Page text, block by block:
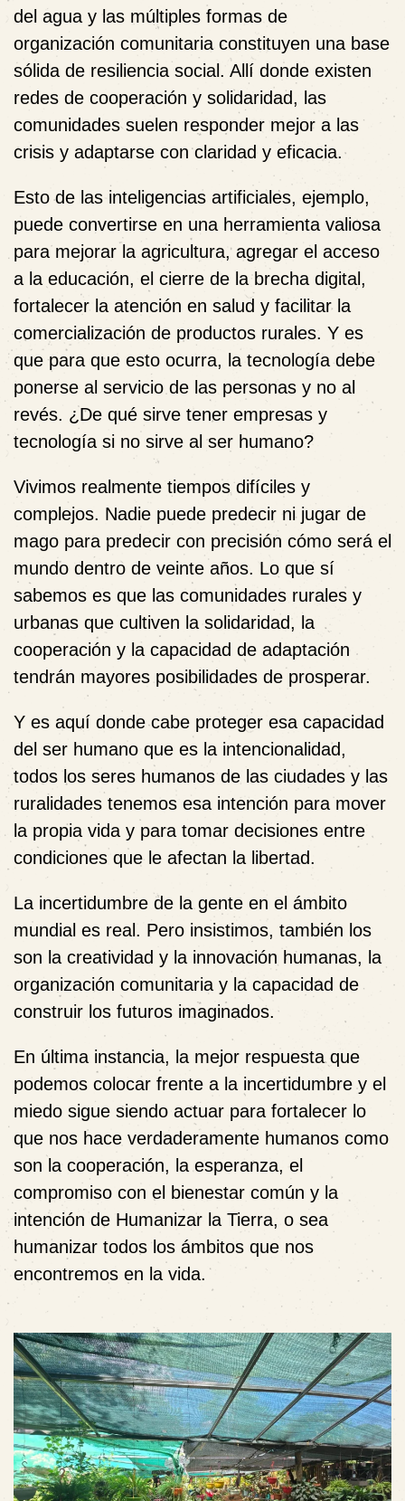
del agua y las múltiples formas de
organización comunitaria constituyen una base
sólida de resiliencia social. Allí donde existen
redes de cooperación y solidaridad, las
comunidades suelen responder mejor a las
crisis y adaptarse con claridad y eficacia.
Esto de las inteligencias artificiales, ejemplo,
puede convertirse en una herramienta valiosa
para mejorar la agricultura, agregar el acceso
a la educación, el cierre de la brecha digital,
fortalecer la atención en salud y facilitar la
comercialización de productos rurales. Y es
que para que esto ocurra, la tecnología debe
ponerse al servicio de las personas y no al
revés. ¿De qué sirve tener empresas y
tecnología si no sirve al ser humano?
Vivimos realmente tiempos difíciles y
complejos. Nadie puede predecir ni jugar de
mago para predecir con precisión cómo será el
mundo dentro de veinte años. Lo que sí
sabemos es que las comunidades rurales y
urbanas que cultiven la solidaridad, la
cooperación y la capacidad de adaptación
tendrán mayores posibilidades de prosperar.
Y es aquí donde cabe proteger esa capacidad
del ser humano que es la intencionalidad,
todos los seres humanos de las ciudades y las
ruralidades tenemos esa intención para mover
la propia vida y para tomar decisiones entre
condiciones que le afectan la libertad.
La incertidumbre de la gente en el ámbito
mundial es real. Pero insistimos, también los
son la creatividad y la innovación humanas, la
organización comunitaria y la capacidad de
construir los futuros imaginados.
En última instancia, la mejor respuesta que
podemos colocar frente a la incertidumbre y el
miedo sigue siendo actuar para fortalecer lo
que nos hace verdaderamente humanos como
son la cooperación, la esperanza, el
compromiso con el bienestar común y la
intención de Humanizar la Tierra, o sea
humanizar todos los ámbitos que nos
encontremos en la vida.